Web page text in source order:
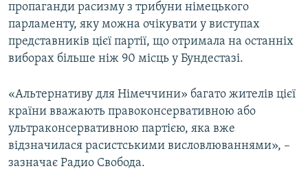
пропаганди расизму з трибуни німецького
парламенту, яку можна очікувати у виступах
представників цієї партії, що отримала на останніх
виборах більше ніж 90 місць у Бундестазі.
«Альтернативу для Німеччини» багато жителів цієї
країни вважають правоконсервативною або
ультраконсервативною партією, яка вже
відзначилася расистськими висловлюваннями», –
зазначає Радио Свобода.